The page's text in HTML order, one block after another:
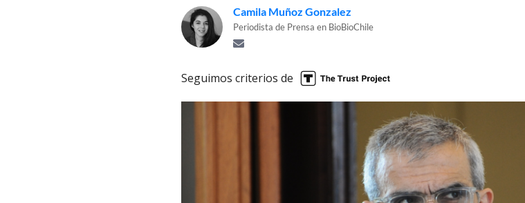
Camila Muñoz Gonzalez
Periodista de Prensa en BioBioChile
Seguimos criterios de